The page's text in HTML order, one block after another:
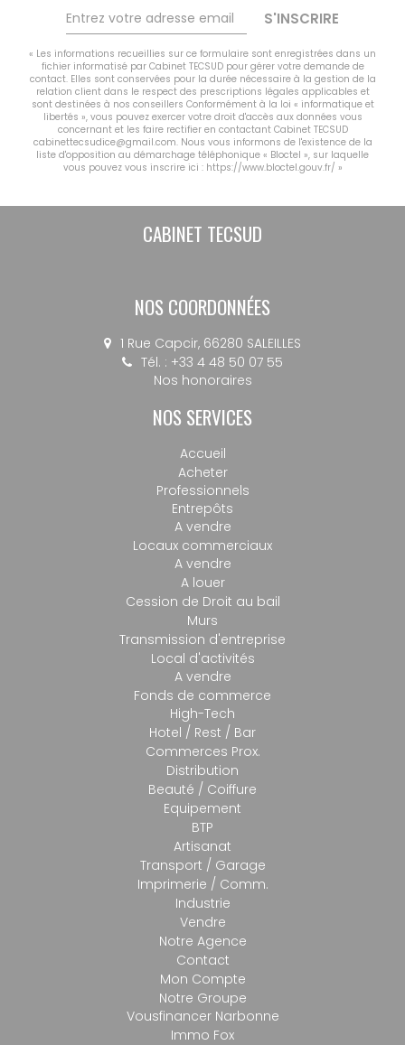
S'INSCRIRE
« Les informations recueillies sur ce formulaire sont enregistrées dans un
fichier informatisé par Cabinet TECSUD pour gérer votre demande de
contact. Elles sont conservées pour la durée nécessaire à la gestion de la
relation client dans le respect des prescriptions légales applicables et
sont destinées à nos conseillers Conformément à la loi « informatique et
libertés », vous pouvez exercer votre droit d'accès aux données vous
concernant et les faire rectifier en contactant Cabinet TECSUD
cabinettecsudice@gmail.com. Nous vous informons de l'existence de la
liste d'opposition au démarchage téléphonique « Bloctel », sur laquelle
vous pouvez vous inscrire ici : https://www.bloctel.gouv.fr/ »
CABINET TECSUD
NOS COORDONNÉES
1 Rue Capcir, 66280 SALEILLES
Tél. : +33 4 48 50 07 55
Nos honoraires
NOS SERVICES
Accueil
Acheter
Professionnels
Entrepôts
A vendre
Locaux commerciaux
A vendre
A louer
Cession de Droit au bail
Murs
Transmission d'entreprise
Local d'activités
A vendre
Fonds de commerce
High-Tech
Hotel / Rest / Bar
Commerces Prox.
Distribution
Beauté / Coiffure
Equipement
BTP
Artisanat
Transport / Garage
Imprimerie / Comm.
Industrie
Vendre
Notre Agence
Contact
Mon Compte
Notre Groupe
Vousfinancer Narbonne
Immo Fox